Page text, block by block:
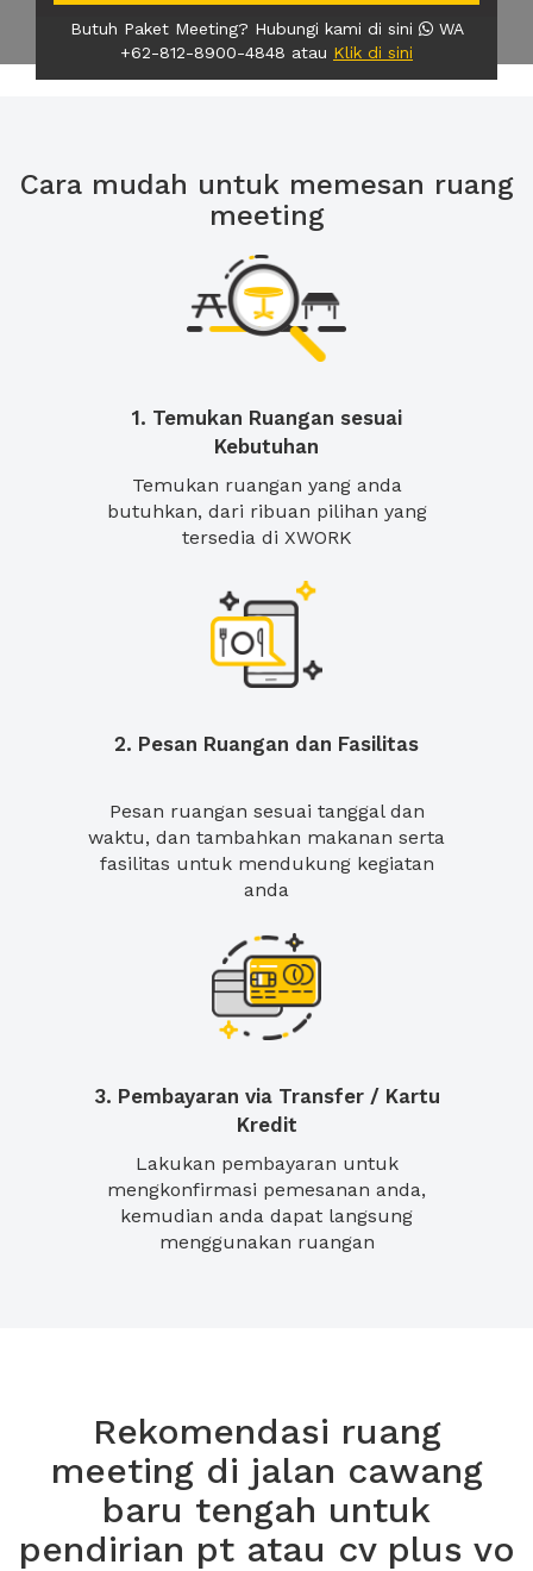
Butuh Paket Meeting? Hubungi kami di sini
WA
+62-812-8900-4848 atau Klik di sini
Cara mudah untuk memesan ruang
meeting
1. Temukan Ruangan sesuai
Kebutuhan
Temukan ruangan yang anda
butuhkan, dari ribuan pilihan yang
tersedia di XWORK
2. Pesan Ruangan dan Fasilitas
Pesan ruangan sesuai tanggal dan
waktu, dan tambahkan makanan serta
fasilitas untuk mendukung kegiatan
anda
3. Pembayaran via Transfer / Kartu
Kredit
Lakukan pembayaran untuk
mengkonfirmasi pemesanan anda,
kemudian anda dapat langsung
menggunakan ruangan
Rekomendasi ruang
meeting di jalan cawang
baru tengah untuk
pendirian pt atau cv plus vo